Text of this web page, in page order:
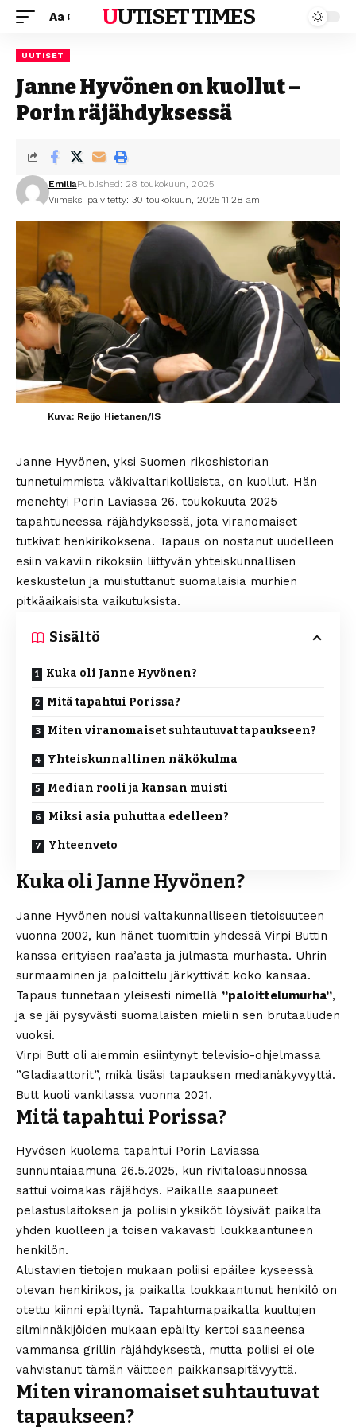
Aa UUTISET TIMES
UUTISET
Janne Hyvönen on kuollut –
Porin räjähdyksessä
Viimeksi päivitetty: 30 toukokuun, 2025 11:28 am
EmiliaPublished: 28 toukokuun, 2025
Kuva: Reijo Hietanen/IS
Janne Hyvönen, yksi Suomen rikoshistorian
tunnetuimmista väkivaltarikollisista, on kuollut. Hän
menehtyi Porin Laviassa 26. toukokuuta 2025
tapahtuneessa räjähdyksessä, jota viranomaiset
tutkivat henkirikoksena. Tapaus on nostanut uudelleen
esiin vakaviin rikoksiin liittyvän yhteiskunnallisen
keskustelun ja muistuttanut suomalaisia murhien
pitkäaikaisista vaikutuksista.
Sisältö
Kuka oli Janne Hyvönen?
Mitä tapahtui Porissa?
Miten viranomaiset suhtautuvat tapaukseen?
Yhteiskunnallinen näkökulma
Median rooli ja kansan muisti
Miksi asia puhuttaa edelleen?
Yhteenveto
Kuka oli Janne Hyvönen?
Janne Hyvönen nousi valtakunnalliseen tietoisuuteen
vuonna 2002, kun hänet tuomittiin yhdessä Virpi Buttin
kanssa erityisen raa’asta ja julmasta murhasta. Uhrin
surmaaminen ja paloittelu järkyttivät koko kansaa.
Tapaus tunnetaan yleisesti nimellä ”paloittelumurha”,
ja se jäi pysyvästi suomalaisten mieliin sen brutaaliuden
vuoksi.
Virpi Butt oli aiemmin esiintynyt televisio-ohjelmassa
”Gladiaattorit”, mikä lisäsi tapauksen medianäkyvyyttä.
Butt kuoli vankilassa vuonna 2021.
Mitä tapahtui Porissa?
Hyvösen kuolema tapahtui Porin Laviassa
sunnuntaiaamuna 26.5.2025, kun rivitaloasunnossa
sattui voimakas räjähdys. Paikalle saapuneet
pelastuslaitoksen ja poliisin yksiköt löysivät paikalta
yhden kuolleen ja toisen vakavasti loukkaantuneen
henkilön.
Alustavien tietojen mukaan poliisi epäilee kyseessä
olevan henkirikos, ja paikalla loukkaantunut henkilö on
otettu kiinni epäiltynä. Tapahtumapaikalla kuultujen
silminnäkijöiden mukaan epäilty kertoi saaneensa
vammansa grillin räjähdyksestä, mutta poliisi ei ole
vahvistanut tämän väitteen paikkansapitävyyttä.
Miten viranomaiset suhtautuvat
tapaukseen?